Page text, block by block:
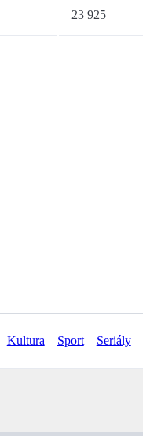
23 925
Kultura Sport Seriály